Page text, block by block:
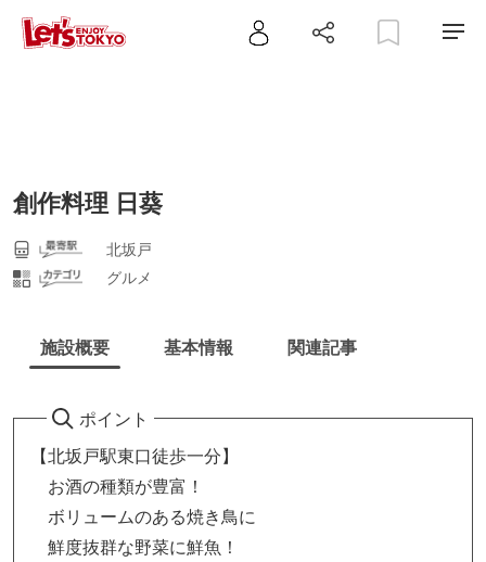
創作料理 日葵
北坂戸
グルメ
施設概要 基本情報 関連記事
ポイント
【北坂戸駅東口徒歩一分】
お酒の種類が豊富！
ボリュームのある焼き鳥に
鮮度抜群な野菜に鮮魚！